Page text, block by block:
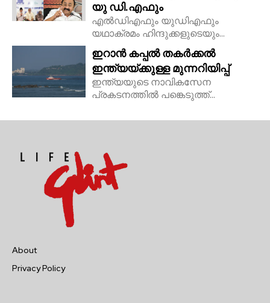
യു ഡി.എഫും
എൽഡിഎഫും യുഡിഎഫും
യഥാക്രമം ഹിന്ദുക്കളുടെയും...
ഇറാൻ കപ്പൽ തകർക്കൽ
ഇന്ത്യയ്ക്കുള്ള മുന്നറിയിപ്പ്
ഇന്ത്യയുടെ നാവികസേന
പ്രകടനത്തിൽ പങ്കെടുത്ത്...
About
Privacy Policy